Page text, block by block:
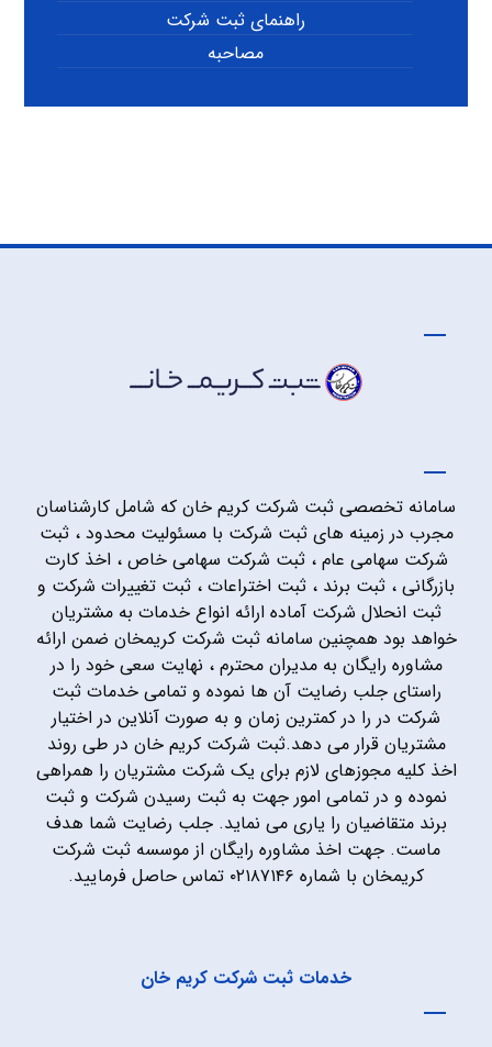
راهنمای ثبت شرکت
مصاحبه
سامانه تخصصی ثبت شرکت کریم خان که شامل کارشناسان
مجرب در زمینه های ثبت شرکت با مسئولیت محدود ، ثبت
شرکت سهامی عام ، ثبت شرکت سهامی خاص ، اخذ کارت
بازرگانی ، ثبت برند ، ثبت اختراعات ، ثبت تغییرات شرکت و
ثبت انحلال شرکت آماده ارائه انواع خدمات به مشتریان
خواهد بود همچنین سامانه ثبت شرکت کریمخان ضمن ارائه
مشاوره رایگان به مدیران محترم ، نهایت سعی خود را در
راستای جلب رضایت آن ها نموده و تمامی خدمات ثبت
شرکت در را در کمترین زمان و به صورت آنلاین در اختیار
مشتریان قرار می دهد.ثبت شرکت کریم خان در طی روند
اخذ کلیه مجوزهای لازم برای یک شرکت مشتریان را همراهی
نموده و در تمامی امور جهت به ثبت رسیدن شرکت و ثبت
برند متقاضیان را یاری می نماید. جلب رضایت شما هدف
ماست. جهت اخذ مشاوره رایگان از موسسه ثبت شرکت
کریمخان با شماره ۰۲۱۸۷۱۴۶ تماس حاصل فرمایید.
خدمات ثبت شرکت کریم خان